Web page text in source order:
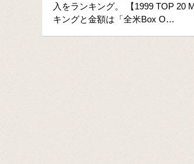
入をランキング。 【1999 TOP 20
キングと金額は「全米Box O…